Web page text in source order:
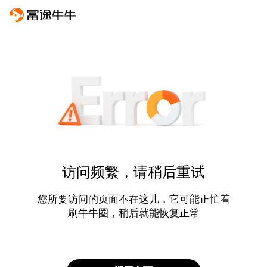
访问频繁，请稍后重试
您所要访问的页面不在这儿，它可能正忙着
刷牛牛圈，稍后就能恢复正常